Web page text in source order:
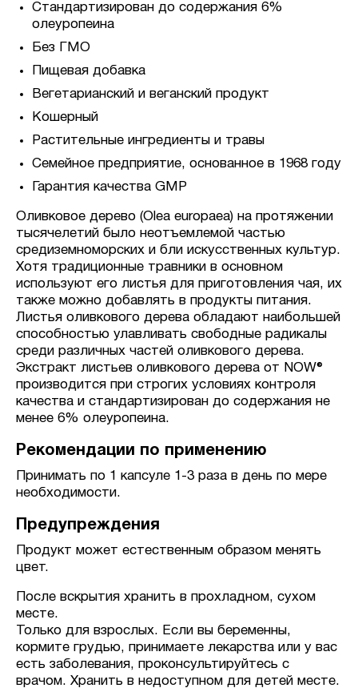
Стандартизирован до содержания 6%
олеуропеина
Без ГМО
Пищевая добавка
Вегетарианский и веганский продукт
Кошерный
Растительные ингредиенты и травы
Семейное предприятие, основанное в 1968 году
Гарантия качества GMP
Оливковое дерево (Olea europaea) на протяжении
тысячелетий было неотъемлемой частью
средиземноморских и бли искусственных культур.
Хотя традиционные травники в основном
используют его листья для приготовления чая, их
также можно добавлять в продукты питания.
Листья оливкового дерева обладают наибольшей
способностью улавливать свободные радикалы
среди различных частей оливкового дерева.
Экстракт листьев оливкового дерева от NOW®
производится при строгих условиях контроля
качества и стандартизирован до содержания не
менее 6% олеуропеина.
Рекомендации по применению
Принимать по 1 капсуле 1-3 раза в день по мере
необходимости.
Предупреждения
Продукт может естественным образом менять
цвет.
После вскрытия хранить в прохладном, сухом
месте.
Только для взрослых. Если вы беременны,
кормите грудью, принимаете лекарства или у вас
есть заболевания, проконсультируйтесь с
врачом. Хранить в недоступном для детей месте.